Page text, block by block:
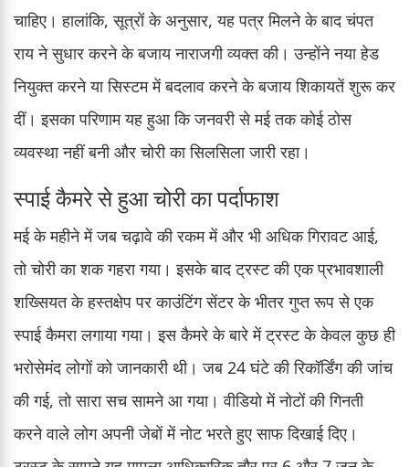
चाहिए। हालांकि, सूत्रों के अनुसार, यह पत्र मिलने के बाद चंपत
राय ने सुधार करने के बजाय नाराजगी व्यक्त की। उन्होंने नया हेड
नियुक्त करने या सिस्टम में बदलाव करने के बजाय शिकायतें शुरू कर
दीं। इसका परिणाम यह हुआ कि जनवरी से मई तक कोई ठोस
व्यवस्था नहीं बनी और चोरी का सिलसिला जारी रहा।
स्पाई कैमरे से हुआ चोरी का पर्दाफाश
मई के महीने में जब चढ़ावे की रकम में और भी अधिक गिरावट आई,
तो चोरी का शक गहरा गया। इसके बाद ट्रस्ट की एक प्रभावशाली
शख्सियत के हस्तक्षेप पर काउंटिंग सेंटर के भीतर गुप्त रूप से एक
स्पाई कैमरा लगाया गया। इस कैमरे के बारे में ट्रस्ट के केवल कुछ ही
भरोसेमंद लोगों को जानकारी थी। जब 24 घंटे की रिकॉर्डिंग की जांच
की गई, तो सारा सच सामने आ गया। वीडियो में नोटों की गिनती
करने वाले लोग अपनी जेबों में नोट भरते हुए साफ दिखाई दिए।